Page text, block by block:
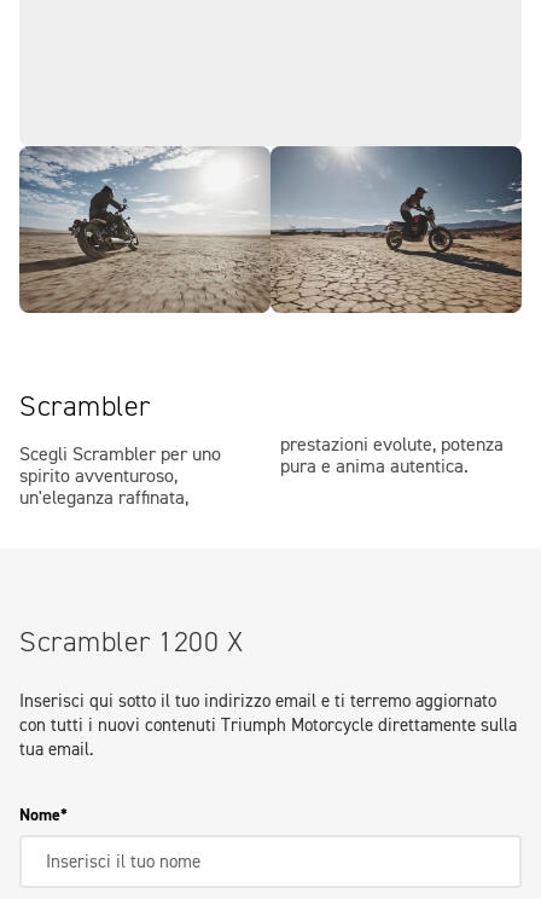
Scrambler
Scegli Scrambler per uno
spirito avventuroso,
un'eleganza raffinata,
prestazioni evolute, potenza
pura e anima autentica.
Scrambler 1200 X
Inserisci qui sotto il tuo indirizzo email e ti terremo aggiornato
con tutti i nuovi contenuti Triumph Motorcycle direttamente sulla
tua email.
Nome